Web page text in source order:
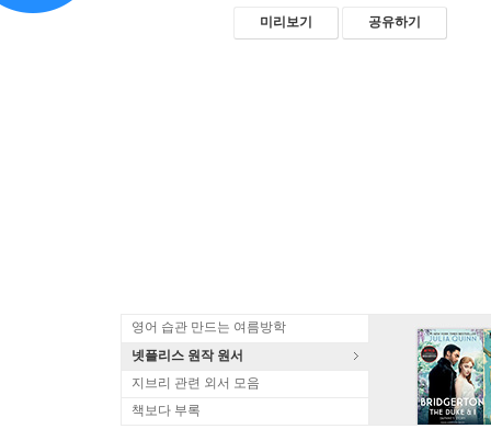
미리보기 공유하기
영어 습관 만드는 여름방학
넷플리스 원작 원서
지브리 관련 외서 모음
책보다 부록